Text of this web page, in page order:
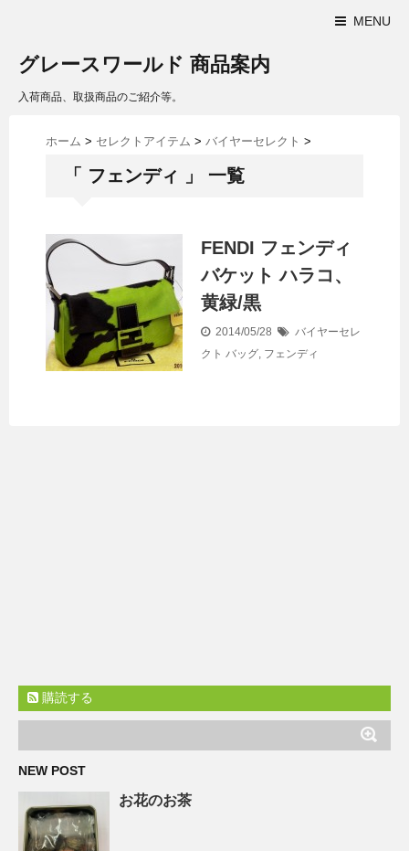
MENU
グレースワールド 商品案内
入荷商品、取扱商品のご紹介等。
ホーム > セレクトアイテム > バイヤーセレクト >
「 フェンディ 」 一覧
FENDI フェンディ
バケット ハラコ、
黄緑/黒
2014/05/28
バイヤーセレ
クト バッグ, フェンディ
購読する
NEW POST
お花のお茶